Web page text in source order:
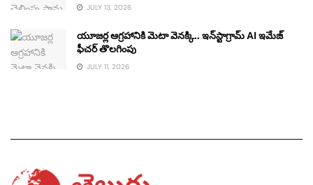
JULY 13, 2026
యూజర్ల ఆగ్రహానికి మెటా వెనక్కి.. ఇన్‌స్టాగ్రామ్ AI ఇమేజ్
ఫీచర్ తొలగింపు
JULY 11, 2026